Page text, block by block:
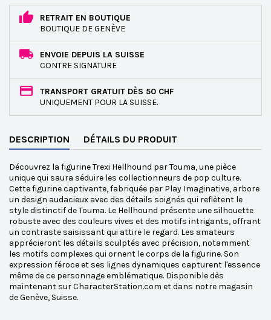
RETRAIT EN BOUTIQUE
BOUTIQUE DE GENÈVE
ENVOIE DEPUIS LA SUISSE
CONTRE SIGNATURE
TRANSPORT GRATUIT DÈS 50 CHF
UNIQUEMENT POUR LA SUISSE.
DESCRIPTION DÉTAILS DU PRODUIT
Découvrez la figurine Trexi Hellhound par Touma, une pièce
unique qui saura séduire les collectionneurs de pop culture.
Cette figurine captivante, fabriquée par Play Imaginative, arbore
un design audacieux avec des détails soignés qui reflètent le
style distinctif de Touma. Le Hellhound présente une silhouette
robuste avec des couleurs vives et des motifs intrigants, offrant
un contraste saisissant qui attire le regard. Les amateurs
apprécieront les détails sculptés avec précision, notamment
les motifs complexes qui ornent le corps de la figurine. Son
expression féroce et ses lignes dynamiques capturent l'essence
même de ce personnage emblématique. Disponible dès
maintenant sur CharacterStation.com et dans notre magasin
de Genève, Suisse.